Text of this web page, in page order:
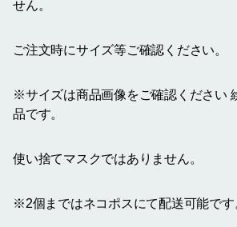
せん。
ご注文時にサイズ等ご確認ください。
※サイズは商品画像をご確認ください
品です。
使い捨てマスクではありません。
※2個まではネコポスにて配送可能です